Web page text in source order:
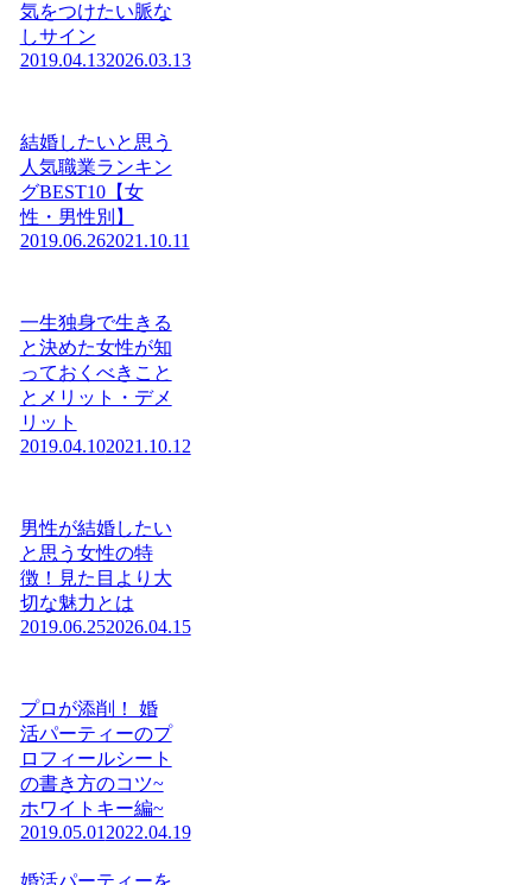
気をつけたい脈な
しサイン
2019.04.132026.03.13
結婚したいと思う
人気職業ランキン
グBEST10【女
性・男性別】
2019.06.262021.10.11
一生独身で生きる
と決めた女性が知
っておくべきこと
とメリット・デメ
リット
2019.04.102021.10.12
男性が結婚したい
と思う女性の特
徴！見た目より大
切な魅力とは
2019.06.252026.04.15
プロが添削！ 婚
活パーティーのプ
ロフィールシート
の書き方のコツ~
ホワイトキー編~
2019.05.01 2022.04.19